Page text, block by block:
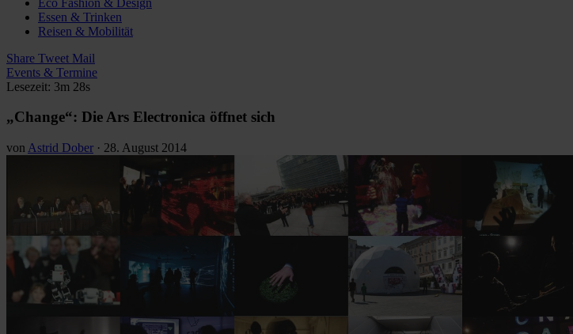
Essen & Trinken
Reisen & Mobilität
Share Tweet Mail
Events & Termine
Lesezeit: 3m 28s
„Change“: Die Ars Electronica öffnet sich
von Astrid Dober · 28. August 2014